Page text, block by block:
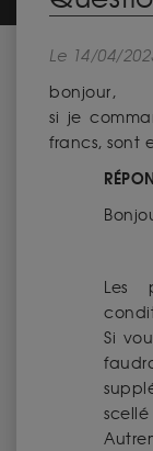
Le 14/04/
bonjour,
si je
francs, sont
Les
Si